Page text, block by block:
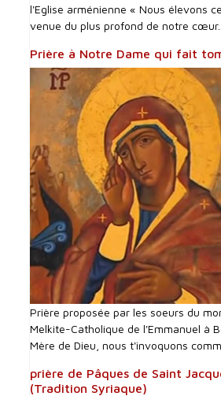
l'Eglise arménienne « Nous élevons
venue du plus profond de notre cœur...
Prière à Notre Dame qui fait
Prière proposée par les soeurs du
Melkite-Catholique de l'Emmanuel à
Mère de Dieu, nous t'invoquons
prière de Pâques de Saint
(Tradition Syriaque)